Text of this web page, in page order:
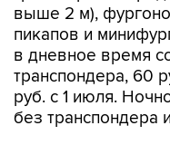
выше 2 м),
пикапов и
в дневное время
транспондера, 60
руб. с 1 июля.
без транспондера